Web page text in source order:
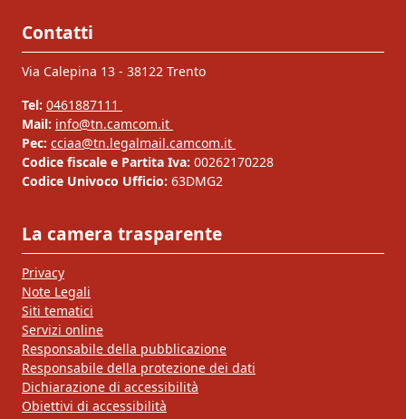
Contatti
Via Calepina 13 - 38122 Trento
Tel: 0461887111
Mail: info@tn.camcom.it
Pec: cciaa@tn.legalmail.camcom.it
Codice fiscale e Partita Iva: 00262170228
Codice Univoco Ufficio: 63DMG2
La camera trasparente
Privacy
Note Legali
Siti tematici
Servizi online
Responsabile della pubblicazione
Responsabile della protezione dei dati
Dichiarazione di accessibilità
Obiettivi di accessibilità